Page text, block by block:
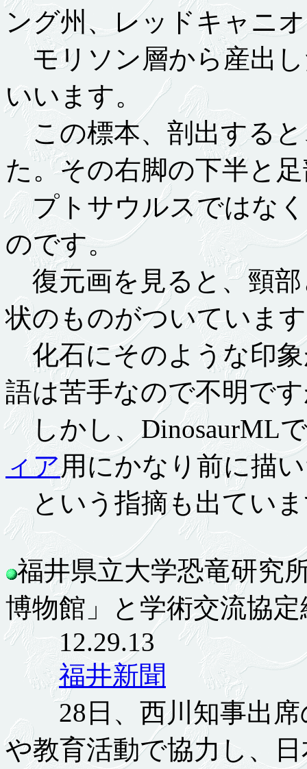
ング州、レッドキャニ
モリソン層から産出
いいます。
この標本、剖出する
た。その右脚の下半と
プトサウルスではなく
のです。
復元画を見ると、頸
状のものがついていま
化石にそのような印
語は苦手なので不明で
しかし、DinosaurML
ィア用にかなり前に描
という指摘も出てい
福井県立大学恐竜研究
博物館」と学術交流協定
12.29.13
福井新聞
28日、西川知事出席
や教育活動で協力し、